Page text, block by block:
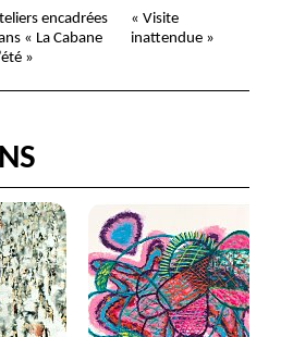
encadrées
« La Cabane
»
« Visite
inattendue »